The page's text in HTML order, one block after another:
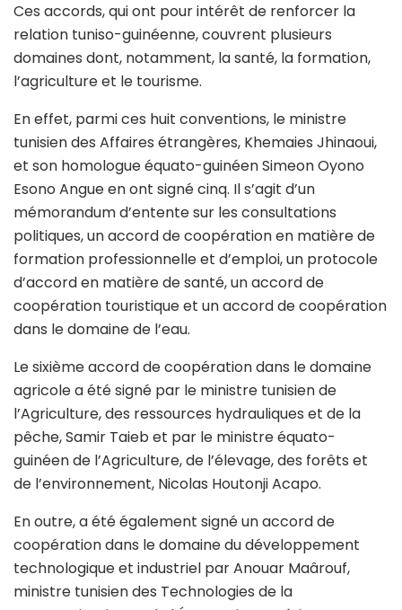
Ces accords, qui ont pour intérêt de renforcer la
relation tuniso-guinéenne, couvrent plusieurs
domaines dont, notamment, la santé, la formation,
l’agriculture et le tourisme.
En effet, parmi ces huit conventions, le ministre
tunisien des Affaires étrangères, Khemaies Jhinaoui,
et son homologue équato-guinéen Simeon Oyono
Esono Angue en ont signé cinq. Il s’agit d’un
mémorandum d’entente sur les consultations
politiques, un accord de coopération en matière de
formation professionnelle et d’emploi, un protocole
d’accord en matière de santé, un accord de
coopération touristique et un accord de coopération
dans le domaine de l’eau.
Le sixième accord de coopération dans le domaine
agricole a été signé par le ministre tunisien de
l’Agriculture, des ressources hydrauliques et de la
pêche, Samir Taieb et par le ministre équato-
guinéen de l’Agriculture, de l’élevage, des forêts et
de l’environnement, Nicolas Houtonji Acapo.
En outre, a été également signé un accord de
coopération dans le domaine du développement
technologique et industriel par Anouar Maârouf,
ministre tunisien des Technologies de la